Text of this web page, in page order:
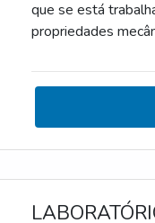
que se está
propriedades
usabilidade mais